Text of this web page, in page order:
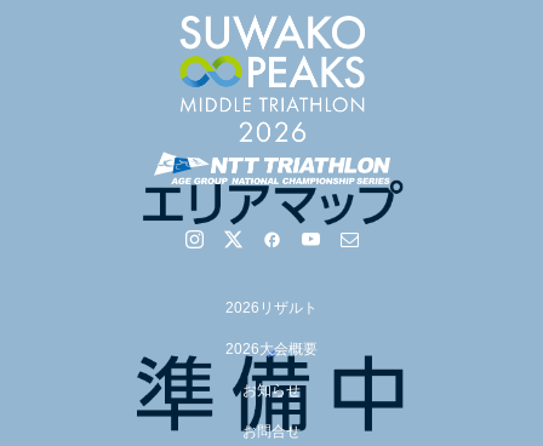
2026リザルト
2026大会概要
お知らせ
お問合せ